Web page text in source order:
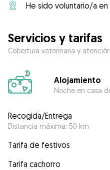
He sido voluntario/a
Servicios y tarifas
Cobertura veterinaria y
Alojamiento
Noche en casa
Recogida/Entrega
Distancia máxima: 50 km
Tarifa de festivos
Tarifa cachorro